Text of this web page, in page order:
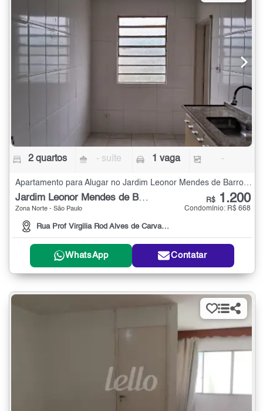
2 quartos - suíte 1 vaga -
Apartamento para Alugar no Jardim Leonor Mendes de Barros com 2 quartos
Jardim Leonor Mendes de Barros
Zona Norte - São Paulo
Rua Prof Virgilia Rod Alves de Carvalho Pinto , 69
R$ 1.200
Condomínio: R$ 668
WhatsApp Contatar